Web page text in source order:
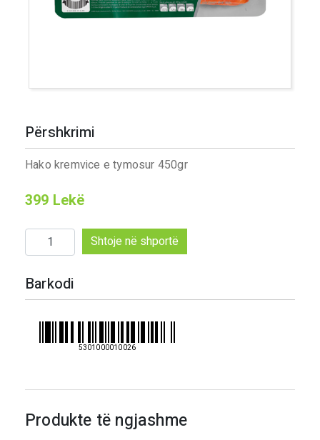
Përshkrimi
Hako kremvice e tymosur 450gr
399 Lekë
Sasi
Hako
e
tymosur
450gr
Shtoje në shportë
Barkodi
5301000010026
Produkte të ngjashme